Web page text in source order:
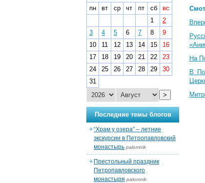
На
В
пн
вт ср чт пт сб
вс
1
2
3
4 5 6 7 8
9
10
11 12 13 14 15
16
17
18 19 20 21 22
23
24
25 26 27 28 29
30
31
>
Последние темы блогов
“Храм у озера” – летние
экскурсии в Петропавловский
монастырь palomnik
Престольный праздник
Петропавловского
монастыря palomnik